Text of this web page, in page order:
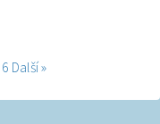
6 Další »